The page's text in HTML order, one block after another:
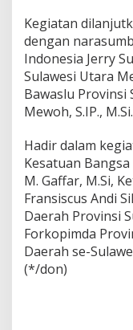
Kegiatan
dengan
Indonesia Jerry
Sulawesi Utara
Bawaslu Provinsi
Mewoh, S.IP., M.Si.
Hadir dalam
Kesatuan
M. Gaffar, M.Si,
Fransiscus Andi
Daerah Provinsi
Forkopimda
Daerah se-
(*/don)